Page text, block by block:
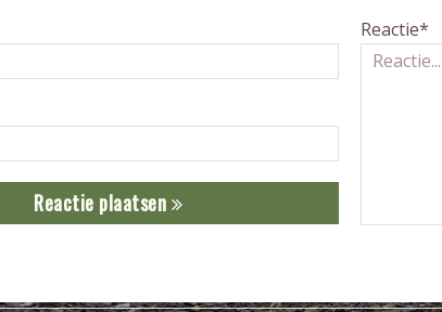
Reactie*
Reactie plaatsen